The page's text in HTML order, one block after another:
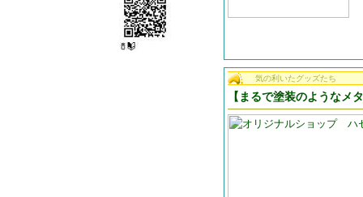
気の利いたグッズたち
【まるで塗装のようなメ